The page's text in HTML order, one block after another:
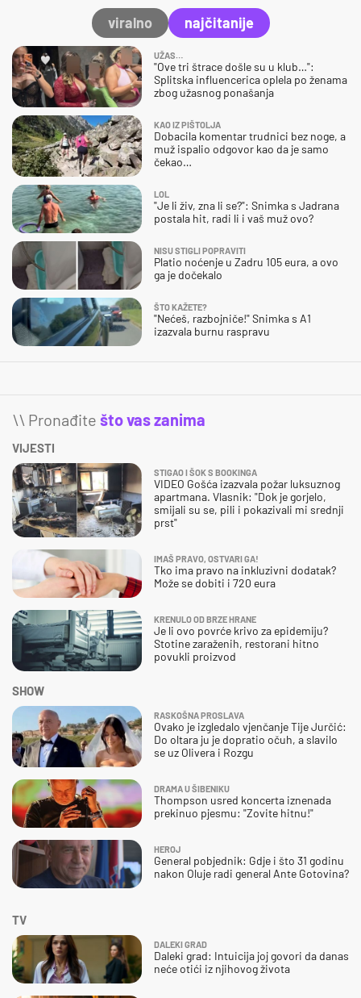
viralno najčitanije
UŽAS…
"Ove tri štrace došle su u klub…":
Splitska influencerica oplela po ženama
zbog užasnog ponašanja
KAO IZ PIŠTOLJA
Dobacila komentar trudnici bez noge, a
muž ispalio odgovor kao da je samo
čekao…
LOL
"Je li živ, zna li se?": Snimka s Jadrana
postala hit, radi li i vaš muž ovo?
NISU STIGLI POPRAVITI
Platio noćenje u Zadru 105 eura, a ovo
ga je dočekalo
ŠTO KAŽETE?
"Nećeš, razbojniče!" Snimka s A1
izazvala burnu raspravu
\\ Pronađite što vas zanima
VIJESTI
STIGAO I ŠOK S BOOKINGA
VIDEO Gošća izazvala požar luksuznog
apartmana. Vlasnik: "Dok je gorjelo,
smijali su se, pili i pokazivali mi srednji
prst"
IMAŠ PRAVO, OSTVARI GA!
Tko ima pravo na inkluzivni dodatak?
Može se dobiti i 720 eura
KRENULO OD BRZE HRANE
Je li ovo povrće krivo za epidemiju?
Stotine zaraženih, restorani hitno
povukli proizvod
SHOW
RASKOŠNA PROSLAVA
Ovako je izgledalo vjenčanje Tije Jurčić:
Do oltara ju je dopratio očuh, a slavilo
se uz Olivera i Rozgu
DRAMA U ŠIBENIKU
Thompson usred koncerta iznenada
prekinuo pjesmu: "Zovite hitnu!"
HEROJ
General pobjednik: Gdje i što 31 godinu
nakon Oluje radi general Ante Gotovina?
TV
DALEKI GRAD
Daleki grad: Intuicija joj govori da danas
neće otići iz njihovog života